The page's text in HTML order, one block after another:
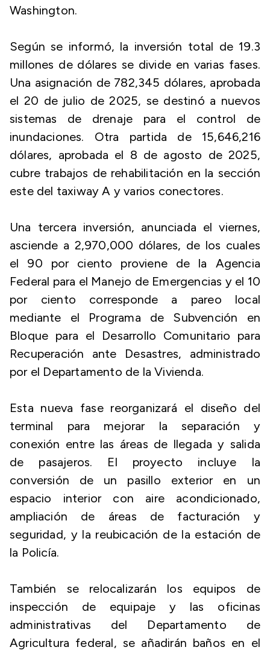
Washington.
Según se informó, la inversión total de 19.3
millones de dólares se divide en varias fases.
Una asignación de 782,345 dólares, aprobada
el 20 de julio de 2025, se destinó a nuevos
sistemas de drenaje para el control de
inundaciones. Otra partida de 15,646,216
dólares, aprobada el 8 de agosto de 2025,
cubre trabajos de rehabilitación en la sección
este del taxiway A y varios conectores.
Una tercera inversión, anunciada el viernes,
asciende a 2,970,000 dólares, de los cuales
el 90 por ciento proviene de la Agencia
Federal para el Manejo de Emergencias y el 10
por ciento corresponde a pareo local
mediante el Programa de Subvención en
Bloque para el Desarrollo Comunitario para
Recuperación ante Desastres, administrado
por el Departamento de la Vivienda.
Esta nueva fase reorganizará el diseño del
terminal para mejorar la separación y
conexión entre las áreas de llegada y salida
de pasajeros. El proyecto incluye la
conversión de un pasillo exterior en un
espacio interior con aire acondicionado,
ampliación de áreas de facturación y
seguridad, y la reubicación de la estación de
la Policía.
También se relocalizarán los equipos de
inspección de equipaje y las oficinas
administrativas del Departamento de
Agricultura federal, se añadirán baños en el